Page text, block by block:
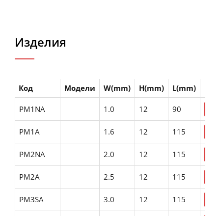
Изделия
Код Модели W(mm) H(mm) L(mm)
PM1NA 1.0 12 90
PM1A 1.6 12 115
PM2NA 2.0 12 115
PM2A 2.5 12 115
PM3SA 3.0 12 115